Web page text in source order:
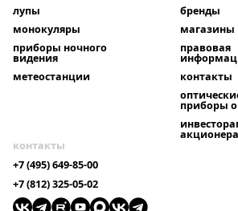
лупы
монокуляры
приборы ночного
видения
метеостанции
бренды
магазины
правовая
контакты
приборы
контакты
+7 (495) 649-85-00
+7 (812) 325-05-02